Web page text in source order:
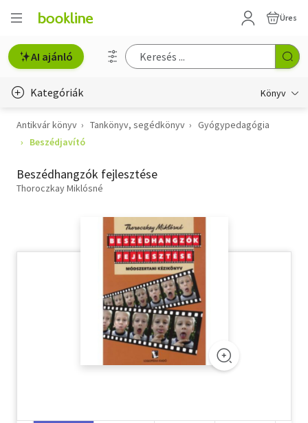
Üres
AI ajánló
Kategóriák Könyv
Életmód, egészség
Gyermek- és ifjúsági
Tankönyv, segédkönyv
Antikvár könyv Tankönyv, segédkönyv
Gyógypedagógia
Beszédjavító
Beszédhangzók fejlesztése
Thoroczkay Miklósné